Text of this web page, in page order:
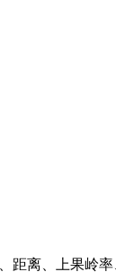
离、上果岭